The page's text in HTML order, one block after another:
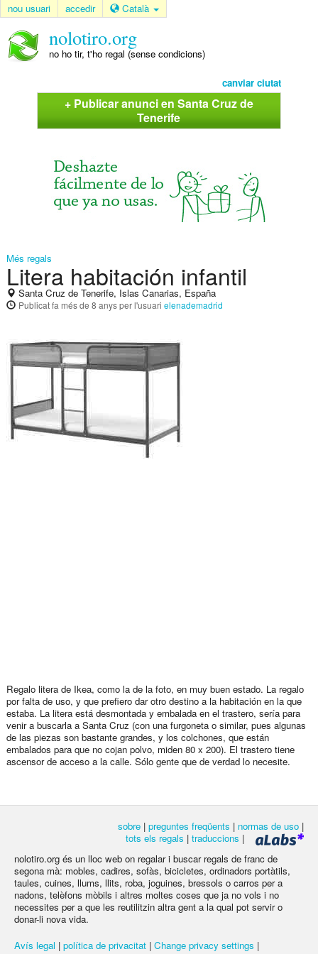
nou usuari accedir Català
nolotiro.org
no ho tir, t'ho regal (sense condicions)
canviar ciutat
+ Publicar anunci en Santa Cruz de
Tenerife
Més regals
Litera habitación infantil
Santa Cruz de Tenerife, Islas Canarias, España
Publicatfa més de 8 anysper l'usuari elenademadrid
Regalo litera de Ikea, como la de la foto, en muy buen estado. La regalo
por falta de uso, y que prefiero dar otro destino a la habitación en la que
estaba. La litera está desmontada y embalada en el trastero, sería para
venir a buscarla a Santa Cruz (con una furgoneta o similar, pues algunas
de las piezas son bastante grandes, y los colchones, que están
embalados para que no cojan polvo, miden 80 x 200). El trastero tiene
ascensor de acceso a la calle. Sólo gente que de verdad lo necesite.
sobre | preguntes freqüents | normas de uso |
tots els regals | traduccions |
nolotiro.org és un lloc web on regalar i buscar regals de franc de
segona mà: mobles, cadires, sofàs, bicicletes, ordinadors portàtils,
taules, cuines, llums, llits, roba, joguines, bressols o carros per a
nadons, telèfons mòbils i altres moltes coses que ja no vols i no
necessites per a que les reutilitzin altra gent a la qual pot servir o
donar-li nova vida.
Avís legal | política de privacitat | Change privacy settings |